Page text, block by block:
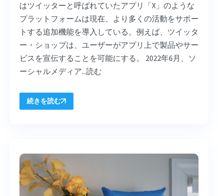
はツイッターと呼ばれていたアプリ「X」のような
プラットフォームは現在、より多くの活動をサポー
トする追加機能を導入している。例えば、ツイッタ
ー・ショップは、ユーザーがアプリ上で製品やサー
ビスを宣伝することを可能にする。 2022年6月、ソ
ーシャルメディア...読む
続きを読む